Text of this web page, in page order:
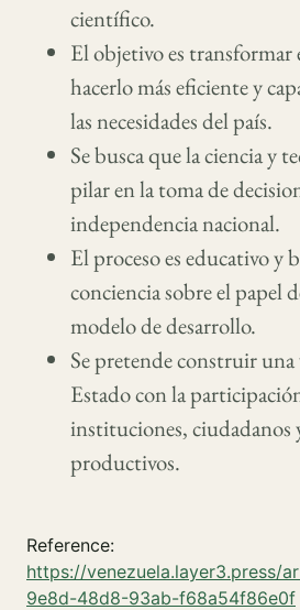
científico.
El objetivo es transformar
hacerlo más eficiente y
las necesidades del país.
Se busca que la ciencia y
pilar en la toma de
independencia nacional.
El proceso es educativo y
conciencia sobre el papel
modelo de desarrollo.
Se pretende construir
Estado con la
instituciones, ciudadanos
productivos.
Reference:
https://venezuela.layer3.press/
9e8d-48d8-93ab-f68a54f86e0f